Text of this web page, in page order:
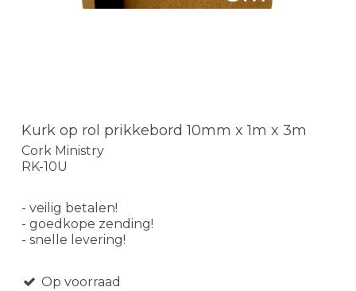
Kurk op rol prikkebord 10mm x 1m x 3m
Cork Ministry
RK-10U
- veilig betalen!
- goedkope zending!
- snelle levering!
Op voorraad